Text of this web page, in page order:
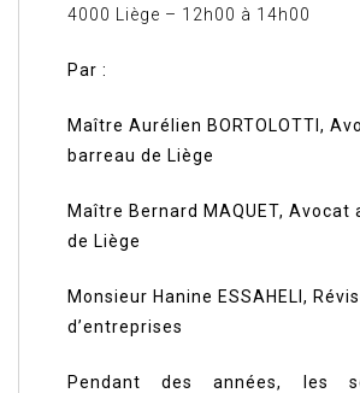
4000 Liège – 12h00 à 14h00
Par :
Maître Aurélien BORTOLOTTI ,
barreau de Liège
Maître Bernard MAQUET, Avocat
de Liège
Monsieur Hanine ESSAHELI,
d’entreprises
Pendant des années, les